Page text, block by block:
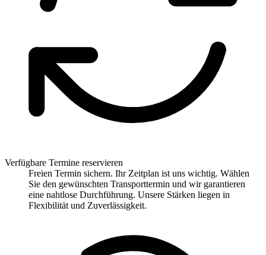
Verfügbare Termine reservieren
Freien Termin sichern. Ihr Zeitplan ist uns wichtig. Wählen
Sie den gewünschten Transporttermin und wir garantieren
eine nahtlose Durchführung. Unsere Stärken liegen in
Flexibilität und Zuverlässigkeit.